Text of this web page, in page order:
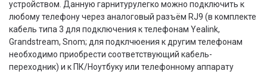
устройством. Данную гарнитурулегко можно подключить к
любому телефону через аналоговый разъём RJ9 (в комплекте
кабель типа 3 для подключения к телефонам Yealink,
Grandstream, Snom; для подклчюения к другим телефонам
необходимо приобрести соответствующий кабель-
переходник) и к ПК/Ноутбуку или телефонному аппарату